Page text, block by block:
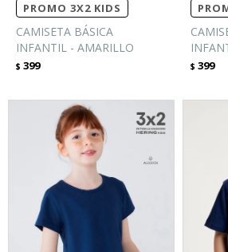
PROMO 3X2 KIDS
CAMISETA BÁSICA
INFANTIL - AMARILLO
$ 399 $ 399